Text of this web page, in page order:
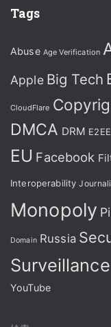
Tags
Abuse Age Verification
Apple Big Tech
CloudFlare
DMCA DRM E2EE
EU Facebook
Interoperability
Monopoly
Domain Russia
Surveillance
YouTube
検